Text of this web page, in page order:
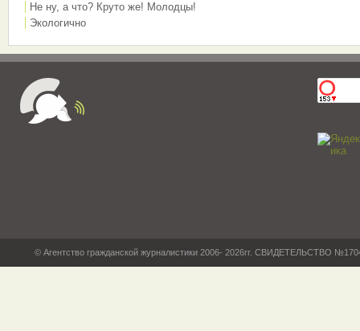
Не ну, а что? Круто же! Молодцы!
Экологично
© Агентство гражданской журналистики 2006- 2026гг. СВИДЕТЕЛЬСТВО